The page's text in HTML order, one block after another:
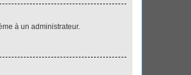
à un administrateur.